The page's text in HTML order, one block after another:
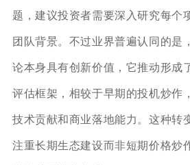
题，建议投资者需要深入研究每个
团队背景。不过业界普遍认同的是
论本身具有创新价值，它推动形成
评估框架，相较于早期的投机炒作
技术贡献和商业落地能力。这种转
注重长期生态建设而非短期价格炒